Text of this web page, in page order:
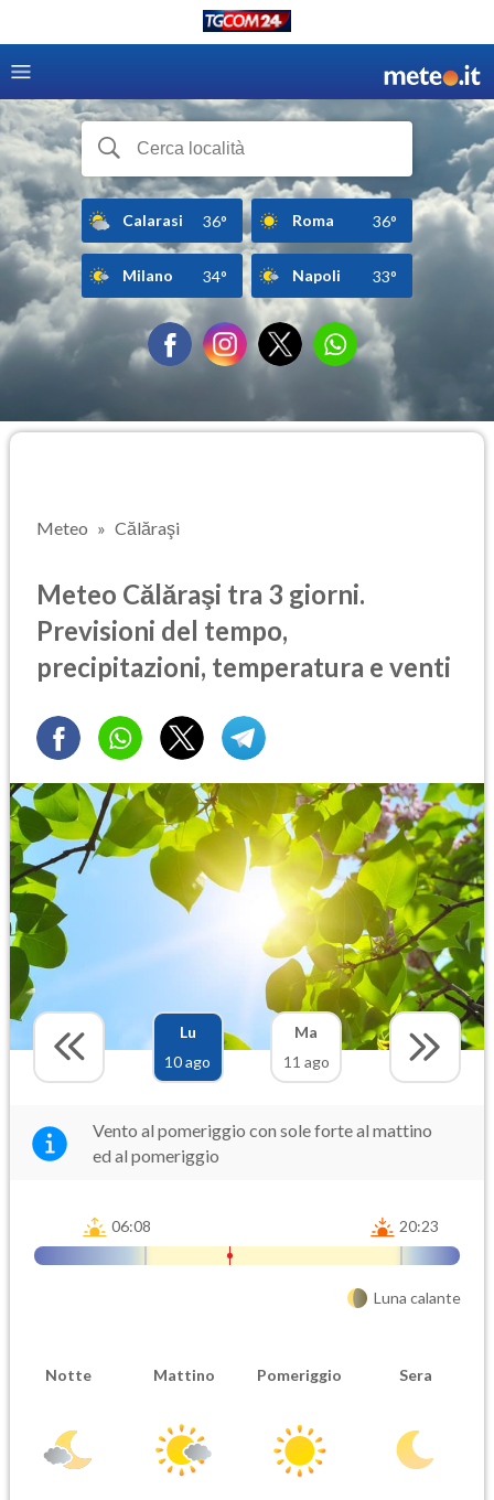
Calarasi 36° Roma 36°
Milano 34° Napoli 33°
Meteo Călăraşi
Meteo Călăraşi tra 3 giorni.
Previsioni del tempo,
precipitazioni, temperatura e venti
Lu
10 ago
Ma
11 ago
Vento al pomeriggio con sole forte al mattino
ed al pomeriggio
06:08 20:23
Luna calante
Notte Mattino Pomeriggio Sera